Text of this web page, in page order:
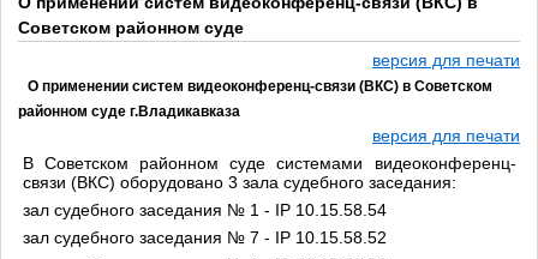
Советском районном суде
версия для печати
О применении систем видеоконференц-связи (ВКС) в Советском
районном суде г.Владикавказа
версия для печати
В Советском районном суде системами видеоконференц-
связи (ВКС) оборудовано 3 зала судебного заседания:
зал судебного заседания № 1 - IP 10.15.58.54
зал судебного заседания № 7 - IP 10.15.58.52